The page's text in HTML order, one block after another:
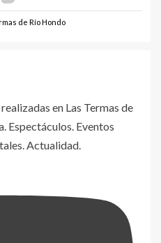
de Río Hondo
en Las Termas de
Espectáculos. Eventos
Actualidad.